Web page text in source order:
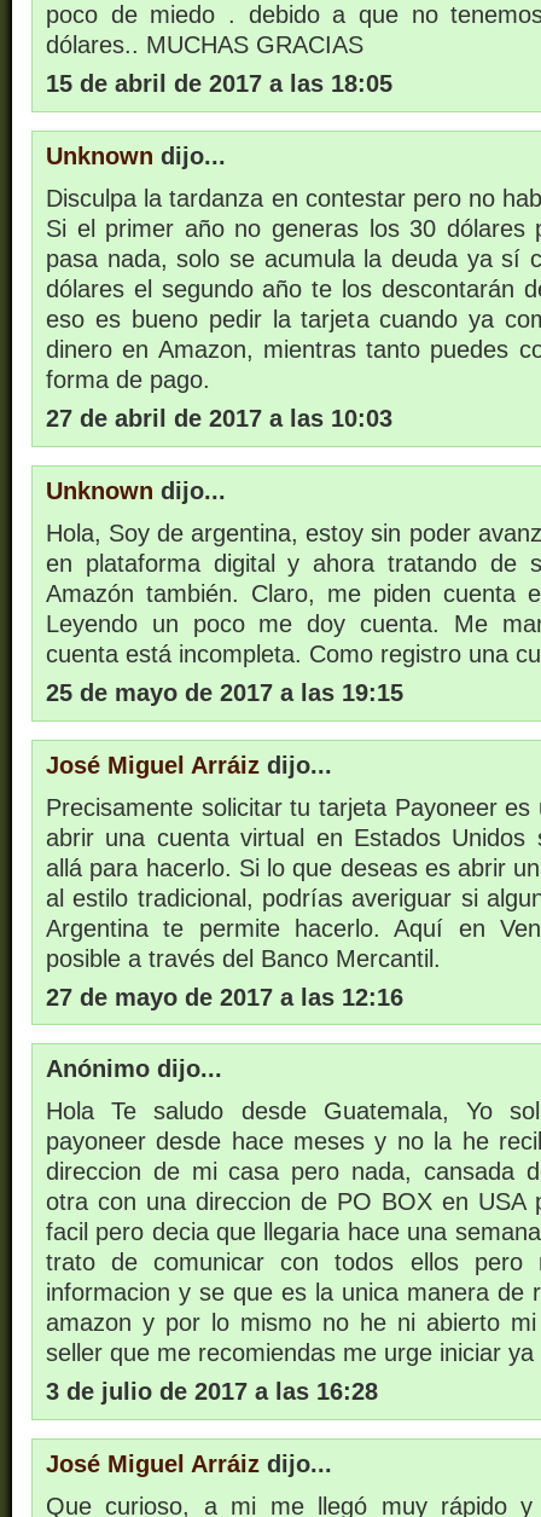
poco de miedo . debido a que no
dólares.. MUCHAS GRACIAS
15 de abril de 2017 a las 18:05
Unknown dijo...
Disculpa la tardanza en contestar pero no
Si el primer año no generas los 30 dólares
pasa nada, solo se acumula la deuda ya sí
dólares el segundo año te los descontarán
eso es bueno pedir la tarjeta cuando ya
dinero en Amazon, mientras tanto puedes
forma de pago.
27 de abril de 2017 a las 10:03
Unknown dijo...
Hola, Soy de argentina, estoy sin poder
en plataforma digital y ahora tratando de
Amazón también. Claro, me piden cuenta
Leyendo un poco me doy cuenta. Me
cuenta está incompleta. Como registro una
25 de mayo de 2017 a las 19:15
José Miguel Arráiz dijo...
Precisamente solicitar tu tarjeta Payoneer es
abrir una cuenta virtual en Estados Unidos
allá para hacerlo. Si lo que deseas es abrir
al estilo tradicional, podrías averiguar si
Argentina te permite hacerlo. Aquí en
posible a través del Banco Mercantil.
27 de mayo de 2017 a las 12:16
Anónimo dijo...
Hola Te saludo desde Guatemala, Yo
payoneer desde hace meses y no la he
direccion de mi casa pero nada, cansada
otra con una direccion de PO BOX en USA
facil pero decia que llegaria hace una
trato de comunicar con todos ellos pero
informacion y se que es la unica manera de
amazon y por lo mismo no he ni abierto
seller que me recomiendas me urge iniciar ya
3 de julio de 2017 a las 16:28
José Miguel Arráiz dijo...
Que curioso, a mi me llegó muy rápido